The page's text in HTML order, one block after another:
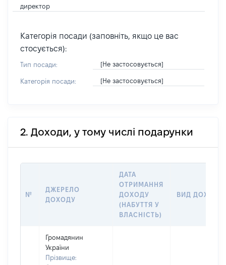
директор
Категорія посади (заповніть, якщо це вас
стосується):
Тип посади: [Не застосовується]
Категорія посади: [Не застосовується]
2. Доходи, у тому числі подарунки
№
ДЖЕРЕЛО
ДОХОДУ
ДАТА
ОТРИМАННЯ
ДОХОДУ
(НАБУТТЯ У
ВЛАСНІСТЬ)
ВИД ДОХОДУ
Громадянин
України
Прізвище: